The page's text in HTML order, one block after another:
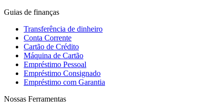
Guias de finanças
Transferência de dinheiro
Conta Corrente
Cartão de Crédito
Máquina de Cartão
Empréstimo Pessoal
Empréstimo Consignado
Empréstimo com Garantia
Nossas Ferramentas